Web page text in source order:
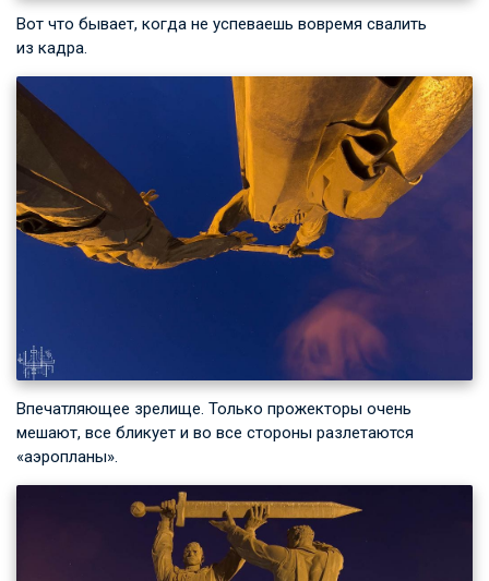
Вот что бывает, когда не успеваешь вовремя свалить
из кадра.
Впечатляющее зрелище. Только прожекторы очень
мешают, все бликует и во все стороны разлетаются
«аэропланы».